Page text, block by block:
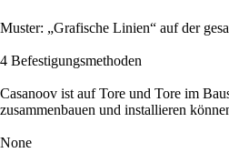
Muster: „Grafische Linien“ auf der
4 Befestigungsmethoden
Casanoov ist auf Tore und Tore im
zusammenbauen und installieren
None